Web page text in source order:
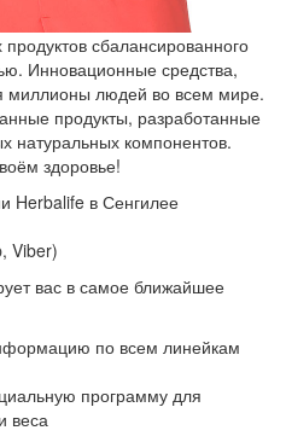
сбалансированного
Инновационные средства,
миллионы людей во всем мире.
продукты, разработанные
натуральных компонентов.
здоровье!
Herbalife в Сенгилее
Viber)
вас в самое ближайшее
по всем линейкам
программу для
веса